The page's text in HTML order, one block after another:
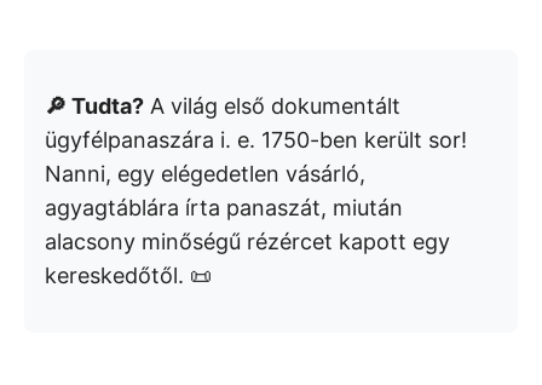
🔎 Tudta? A világ első dokumentált
ügyfélpanaszára i. e. 1750-ben került sor!
Nanni, egy elégedetlen vásárló,
agyagtáblára írta panaszát, miután
alacsony minőségű rézércet kapott egy
kereskedőtől. 📜